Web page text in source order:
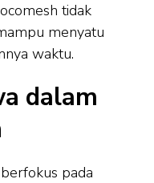
tidak
menyatu
waktu.
dalam
pada